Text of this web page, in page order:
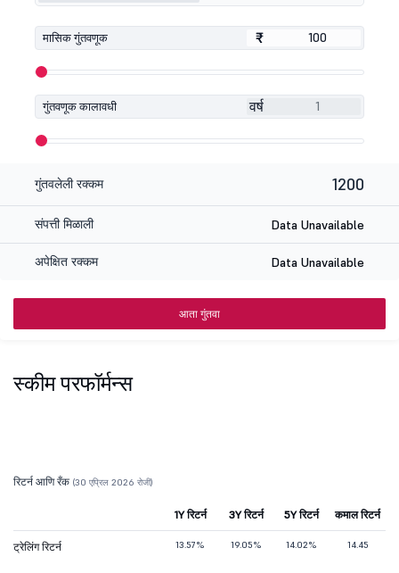
मासिक गुंतवणूक ₹
₹
गुंतवणूक कालावधी वर्ष
गुंतवलेली रक्कम 1200
संपत्ती मिळाली Data Unavailable
अपेक्षित रक्कम Data Unavailable
आता गुंतवा
स्कीम परफॉर्मन्स
रिटर्न आणि रँक (30 एप्रिल 2026 रोजी)
1Y रिटर्न 3Y रिटर्न 5Y रिटर्न कमाल रिटर्न
ट्रेलिंग रिटर्न 13.57% 19.05% 14.02% 14.45